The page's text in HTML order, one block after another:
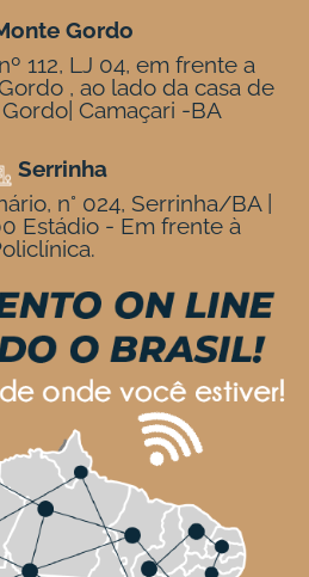
Gordo
112, LJ 04, em frente a
, ao lado da casa de
Camaçari -BA
Serrinha
n° 024, Serrinha/BA |
Estádio - Em frente à